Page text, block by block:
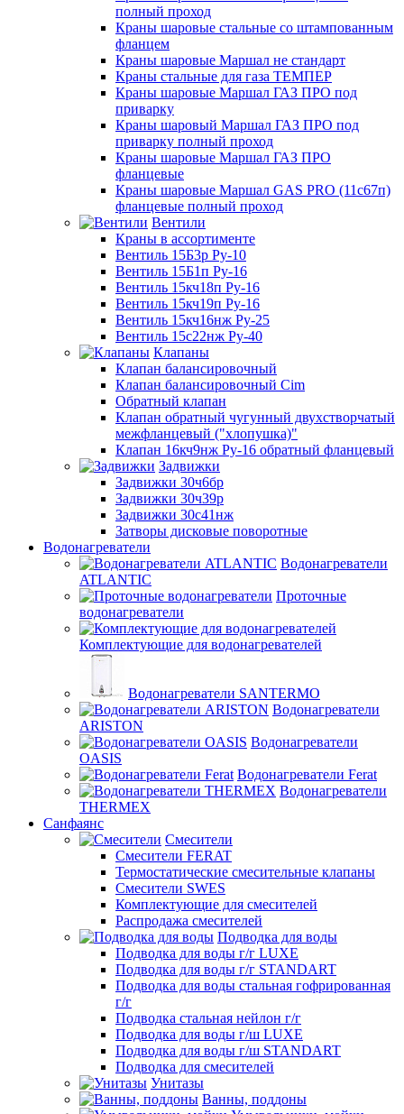
полный проход
Краны шаровые стальные со штампованным
фланцем
Краны шаровые Маршал не стандарт
Краны стальные для газа ТЕМПЕР
Краны шаровые Маршал ГАЗ ПРО под
приварку
Краны шаровый Маршал ГАЗ ПРО под
приварку полный проход
Краны шаровые Маршал ГАЗ ПРО
фланцевые
Краны шаровые Маршал GAS PRO (11с67п)
фланцевые полный проход
Вентили
Краны в ассортименте
Вентиль 15Б3р Ру-10
Вентиль 15Б1п Ру-16
Вентиль 15кч18п Ру-16
Вентиль 15кч19п Ру-16
Вентиль 15кч16нж Ру-25
Вентиль 15с22нж Ру-40
Клапаны
Клапан балансировочный
Клапан балансировочный Cim
Обратный клапан
Клапан обратный чугунный двухстворчатый
межфланцевый ("хлопушка)"
Клапан 16кч9нж Ру-16 обратный фланцевый
Задвижки
Задвижки 30ч6бр
Задвижки 30ч39р
Задвижки 30с41нж
Затворы дисковые поворотные
Водонагреватели
Водонагреватели
ATLANTIC
Проточные
водонагреватели
Комплектующие для водонагревателей
Водонагреватели SANTERMO
Водонагреватели
ARISTON
Водонагреватели
OASIS
Водонагреватели Ferat
Водонагреватели
THERMEX
Санфаянс
Смесители
Смесители FERAT
Термостатические смесительные клапаны
Смесители SWES
Комплектующие для смесителей
Распродажа смесителей
Подводка для воды
Подводка для воды г/г LUXE
Подводка для воды г/г STANDART
Подводка для воды стальная гофрированная
г/г
Подводка стальная нейлон г/г
Подводка для воды г/ш LUXE
Подводка для воды г/ш STANDART
Подводка для смесителей
Унитазы
Ванны, поддоны